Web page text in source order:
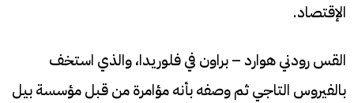
الإقتصاد.
القس رودني هوارد – براون في فلوريدا، والذي استخف
بالفيروس التاجي ثم وصفه بأنه مؤامرة من قبل مؤسسة بيل